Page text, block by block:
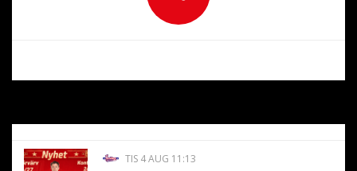
TIS 4 AUG 11:13